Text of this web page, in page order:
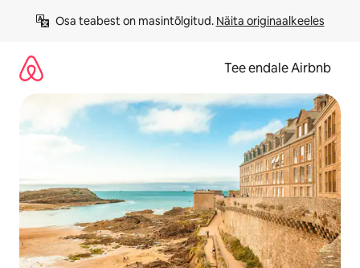
Osa teabest on masintõlgitud. Näita originaalkeeles
Tee endale Airbnb